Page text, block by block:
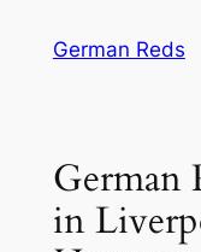
InhaltGerman Reds
German
in